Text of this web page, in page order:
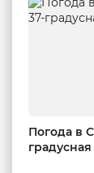
Погода в